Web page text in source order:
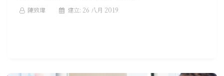
陳致瑋 建立: 26 八月 2019